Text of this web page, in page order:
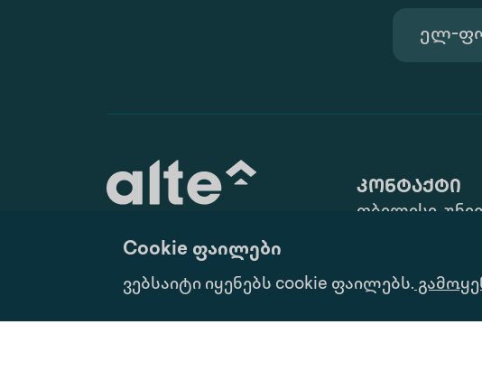
Cookie ფაილები
ვებსაიტი იყენებს cookie ფაილებს.
განვითარებისათვის
კონტაქტი
თბილისი,